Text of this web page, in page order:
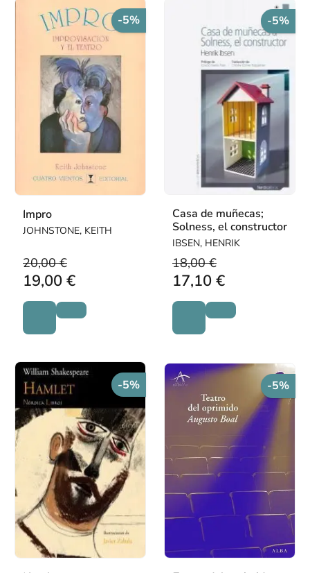
-5%
Impro
JOHNSTONE, KEITH
20,00 €
19,00 €
-5%
Casa de muñecas;
Solness, el constructor
IBSEN, HENRIK
18,00 €
17,10 €
-5% -5%